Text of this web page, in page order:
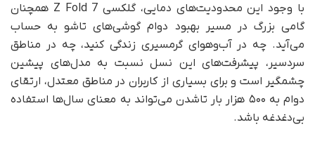
با وجود این محدودیت‌های دمایی، گلکسی Z Fold 7 همچنان
گامی بزرگ در مسیر بهبود دوام گوشی‌های تاشو به‌ حساب
می‌آید. چه در آب‌وهوای گرمسیری زندگی کنید، چه در مناطق
سردسیر، پیشرفت‌های این نسل نسبت به مدل‌های پیشین
چشمگیر است و برای بسیاری از کاربران در مناطق معتدل، ارتقای
دوام به ۵۰۰ هزار بار تاشدن می‌تواند به معنای سال‌ها استفاده
بی‌دغدغه باشد.